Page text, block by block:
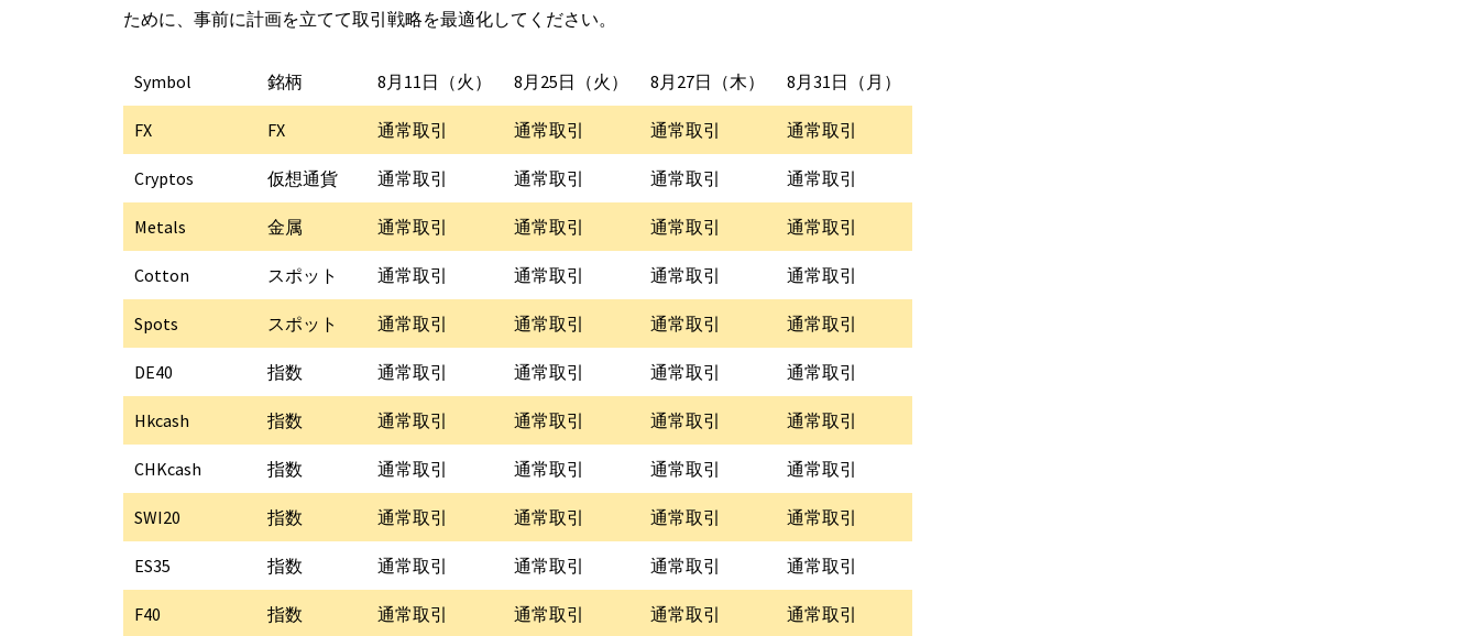
ために、事前に計画を立てて取引戦略を最適化してください。
Symbol 銘柄 8月11日（火） 8月25日（火） 8月27日（木） 8月31日（月）
FX FX 通常取引 通常取引 通常取引 通常取引
Cryptos 仮想通貨 通常取引 通常取引 通常取引 通常取引
Metals 金属 通常取引 通常取引 通常取引 通常取引
Cotton スポット 通常取引 通常取引 通常取引 通常取引
Spots スポット 通常取引 通常取引 通常取引 通常取引
DE40 指数 通常取引 通常取引 通常取引 通常取引
Hkcash 指数 通常取引 通常取引 通常取引 通常取引
CHKcash 指数 通常取引 通常取引 通常取引 通常取引
SWI20 指数 通常取引 通常取引 通常取引 通常取引
ES35 指数 通常取引 通常取引 通常取引 通常取引
F40 指数 通常取引 通常取引 通常取引 通常取引